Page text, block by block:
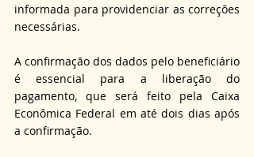
informada para providenciar as correções
necessárias.
A confirmação dos dados pelo beneficiário
é essencial para a liberação do
pagamento, que será feito pela Caixa
Econômica Federal em até dois dias após
a confirmação.